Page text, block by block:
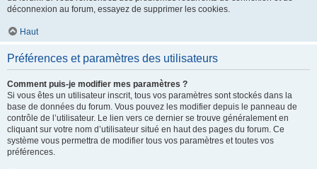
déconnexion au forum, essayez de supprimer les cookies.
Haut
Préférences et paramètres des utilisateurs
Comment puis-je modifier mes paramètres ?
Si vous êtes un utilisateur inscrit, tous vos paramètres sont stockés dans la
base de données du forum. Vous pouvez les modifier depuis le panneau de
contrôle de l’utilisateur. Le lien vers ce dernier se trouve généralement en
cliquant sur votre nom d’utilisateur situé en haut des pages du forum. Ce
système vous permettra de modifier tous vos paramètres et toutes vos
préférences.